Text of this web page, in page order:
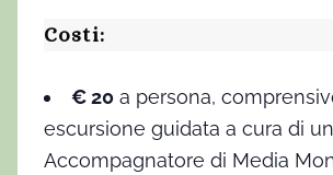
Costi:
€ 20 a persona,
escursione guidata a cura di un
Accompagnatore di Media